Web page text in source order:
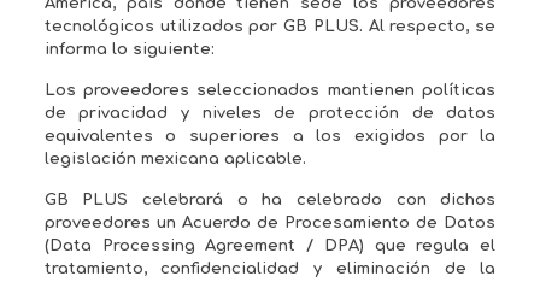
América, país donde tienen sede los proveedores
tecnológicos utilizados por GB PLUS. Al respecto, se
informa lo siguiente:
Los proveedores seleccionados mantienen políticas
de privacidad y niveles de protección de datos
equivalentes o superiores a los exigidos por la
legislación mexicana aplicable.
GB PLUS celebrará o ha celebrado con dichos
proveedores un Acuerdo de Procesamiento de Datos
(Data Processing Agreement / DPA) que regula el
tratamiento, confidencialidad y eliminación de la